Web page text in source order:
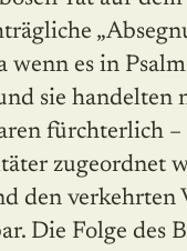
es in
sie handelten
fürchterlich –
zugeordnet
den verkehrten
Die Folge des